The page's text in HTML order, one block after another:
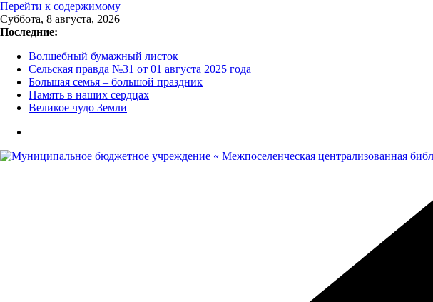
Перейти к содержимому
Суббота, 8 августа, 2026
Последние:
Волшебный бумажный листок
Сельская правда №31 от 01 августа 2025 года
Большая семья – большой праздник
Память в наших сердцах
Великое чудо Земли